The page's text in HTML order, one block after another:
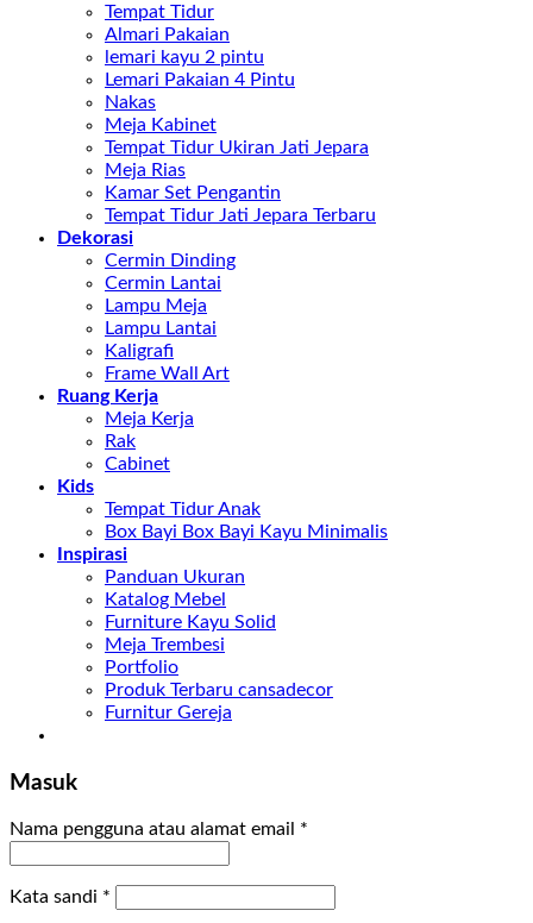
Tempat Tidur
Almari Pakaian
lemari kayu 2 pintu
Lemari Pakaian 4 Pintu
Nakas
Meja Kabinet
Tempat Tidur Ukiran Jati Jepara
Meja Rias
Kamar Set Pengantin
Tempat Tidur Jati Jepara Terbaru
Dekorasi
Cermin Dinding
Cermin Lantai
Lampu Meja
Lampu Lantai
Kaligrafi
Frame Wall Art
Ruang Kerja
Meja Kerja
Rak
Cabinet
Kids
Tempat Tidur Anak
Box Bayi Box Bayi Kayu Minimalis
Inspirasi
Panduan Ukuran
Katalog Mebel
Furniture Kayu Solid
Meja Trembesi
Portfolio
Produk Terbaru cansadecor
Furnitur Gereja
Masuk
Nama pengguna atau alamat email *
Kata sandi *